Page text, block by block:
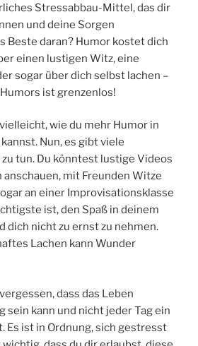
Stressabbau-Mittel, das dir
und deine Sorgen
Beste daran? Humor kostet dich
einen lustigen Witz, eine
sogar über dich selbst lachen –
ist grenzenlos!
wie du mehr Humor in
Nun, es gibt viele
tun. Du könntest lustige Videos
mit Freunden Witze
an einer Improvisationsklasse
ist, den Spaß in deinem
dich nicht zu ernst zu nehmen.
Lachen kann Wunder
dass das Leben
sein kann und nicht jeder Tag ein
Es ist in Ordnung, sich gestresst